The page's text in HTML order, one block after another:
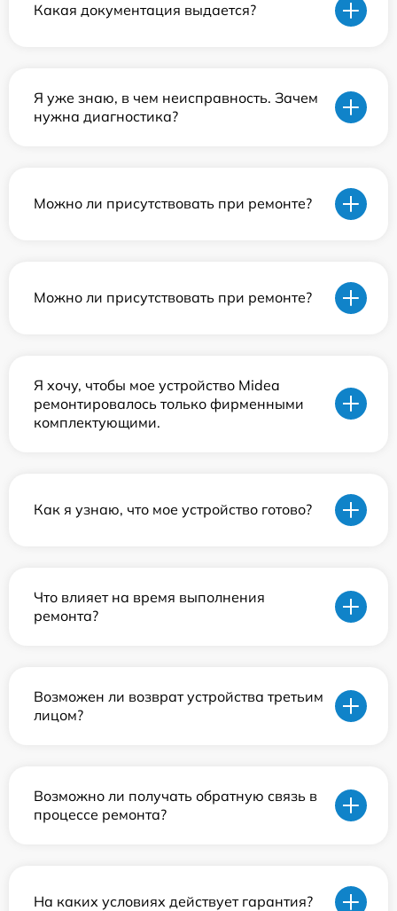
Какая документация выдается?
Я уже знаю, в чем неисправность. Зачем
нужна диагностика?
Можно ли присутствовать при ремонте?
Можно ли присутствовать при ремонте?
Я хочу, чтобы мое устройство Midea
ремонтировалось только фирменными
комплектующими.
Как я узнаю, что мое устройство готово?
Что влияет на время выполнения
ремонта?
Возможен ли возврат устройства третьим
лицом?
Возможно ли получать обратную связь в
процессе ремонта?
На каких условиях действует гарантия?